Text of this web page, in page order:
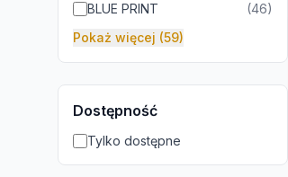
BLUE PRINT
(46)
Pokaż więcej (59)
Dostępność
Tylko dostępne